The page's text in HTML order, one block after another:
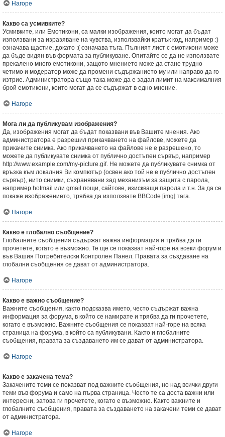
Нагоре
Какво са усмивките?
Усмивките, или Емотикони, са малки изображения, които могат да бъдат
използвани за изразяване на чувства, използвайки кратък код, например :)
означава щастие, докато :( означава тъга. Пълният лист с емотикони може
да бъде видян във формата за публикуване. Опитайте се да не използвате
прекалено много емотикони, защото мнението може да стане трудно
четимо и модератор може да промени съдържанието му или направо да го
изтрие. Администратора също така може да е задал лимит на максималния
брой емотикони, които могат да се съдържат в едно мнение.
Нагоре
Мога ли да публикувам изображения?
Да, изображения могат да бъдат показвани във Вашите мнения. Ако
администратора е разрешил прикачването на файлове, можете да
прикачите снимка. Ако прикачването на файлове не е разрешено, то
можете да публикувате снимка от публично достъпен сървър, например
http://www.example.com/my-picture.gif. Не можете да публикувате снимка от
връзка към локалния Ви компютър (освен ако той не е публично достъпен
сървър), нито снимки, съхранявани зад механизъм за защита с парола,
например hotmail или gmail пощи, сайтове, изискващи парола и т.н. За да се
покаже изображението, трябва да използвате BBCode [img] тага.
Нагоре
Какво е глобално съобщение?
Глобалните съобщения съдържат важна информация и трябва да ги
прочетете, когато е възможно. Те ще се показват най-горе на всеки форум и
във Вашия Потребителски Контролен Панел. Правата за създаване на
глобални съобщения се дават от администратора.
Нагоре
Какво е важно съобщение?
Важните съобщения, както подсказва името, често съдържат важна
информация за форума, в който се намирате и трябва да ги прочетете,
когато е възможно. Важните съобщения се показват най-горе на всяка
страница на форума, в който са публикувани. Както и глобалните
съобщения, правата за създаването им се дават от администратора.
Нагоре
Какво е закачена тема?
Закачените теми се показват под важните съобщения, но над всички други
теми във форума и само на първа страница. Често те са доста важни или
интересни, затова ги прочетете, когато е възможно. Както важните и
глобалните съобщения, правата за създаването на закачени теми се дават
от администратора.
Нагоре